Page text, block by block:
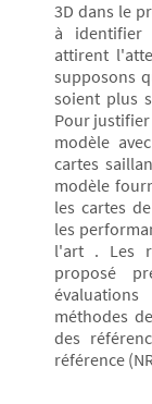
3D dans le
à identifier
attirent
supposons
soient plus
Pour
modèle
cartes
modèle
les cartes
les
l'art . Les
proposé
méthodes
des
référence